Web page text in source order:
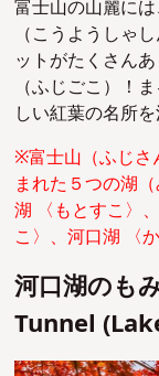
富士山の山麗に
（こうようしゃ
ットがたくさん
（ふじごこ）！
しい紅葉の名所
※富士山（ふじさ
まれた５つの湖
湖 〈もとすこ〉
こ〉、河口湖 〈
河口湖のも
Tunnel